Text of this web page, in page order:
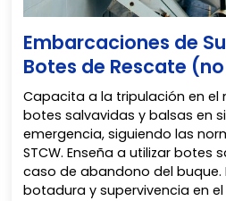
Embarcaciones de
Botes de Rescate
Capacita a la tripulación en el
botes salvavidas y balsas en
emergencia, siguiendo las
STCW. Enseña a utilizar botes
caso de abandono del buque.
botadura y supervivencia en el